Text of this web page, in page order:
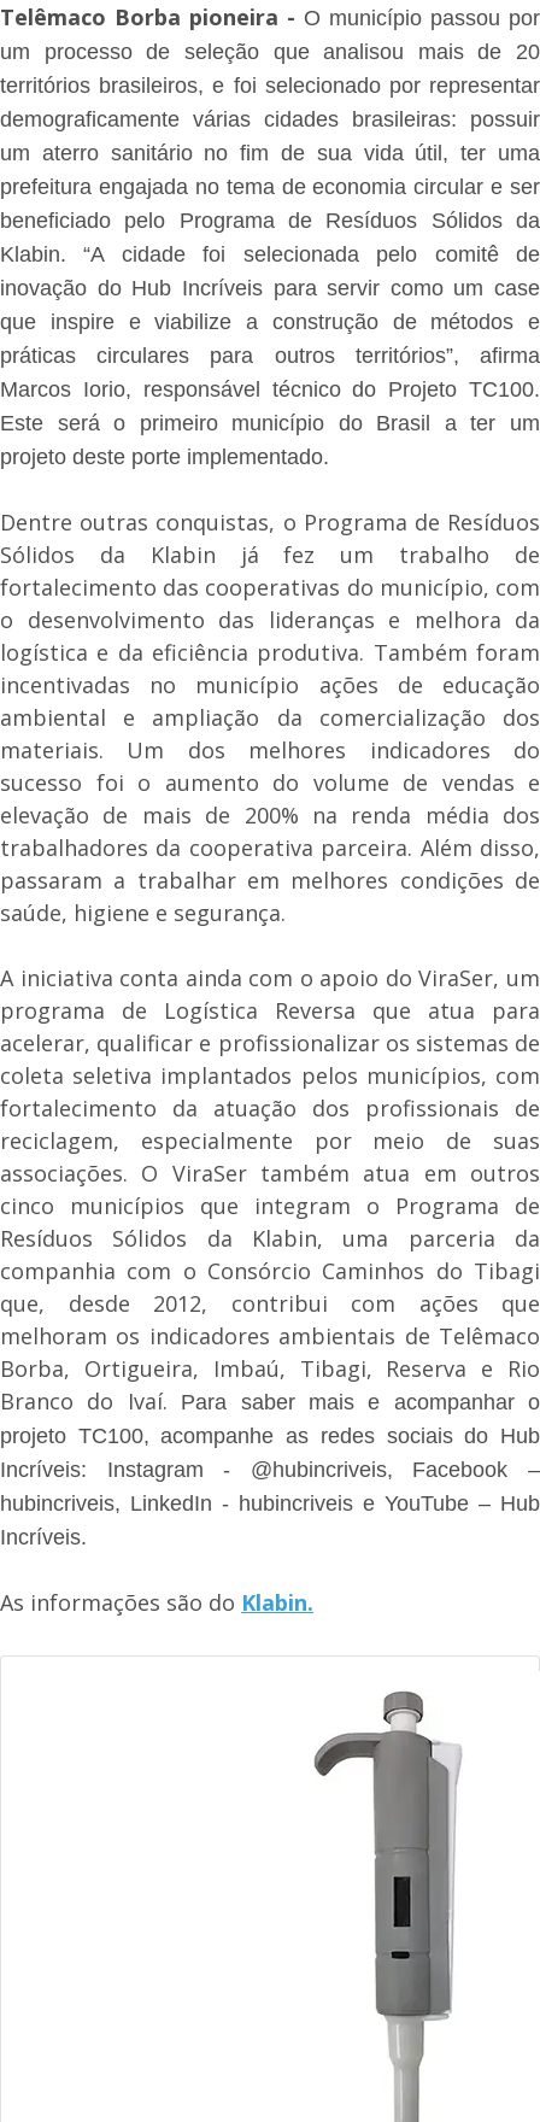
Telêmaco Borba pioneira - O município passou por
um processo de seleção que analisou mais de 20
territórios brasileiros, e foi selecionado por representar
demograficamente várias cidades brasileiras: possuir
um aterro sanitário no fim de sua vida útil, ter uma
prefeitura engajada no tema de economia circular e ser
beneficiado pelo Programa de Resíduos Sólidos da
Klabin. “A cidade foi selecionada pelo comitê de
inovação do Hub Incríveis para servir como um case
que inspire e viabilize a construção de métodos e
práticas circulares para outros territórios”, afirma
Marcos Iorio, responsável técnico do Projeto TC100.
Este será o primeiro município do Brasil a ter um
projeto deste porte implementado.
Dentre outras conquistas, o Programa de Resíduos
Sólidos da Klabin já fez um trabalho de
fortalecimento das cooperativas do município, com
o desenvolvimento das lideranças e melhora da
logística e da eficiência produtiva. Também foram
incentivadas no município ações de educação
ambiental e ampliação da comercialização dos
materiais. Um dos melhores indicadores do
sucesso foi o aumento do volume de vendas e
elevação de mais de 200% na renda média dos
trabalhadores da cooperativa parceira. Além disso,
passaram a trabalhar em melhores condições de
saúde, higiene e segurança.
A iniciativa conta ainda com o apoio do ViraSer, um
programa de Logística Reversa que atua para
acelerar, qualificar e profissionalizar os sistemas de
coleta seletiva implantados pelos municípios, com
fortalecimento da atuação dos profissionais de
reciclagem, especialmente por meio de suas
associações. O ViraSer também atua em outros
cinco municípios que integram o Programa de
Resíduos Sólidos da Klabin, uma parceria da
companhia com o Consórcio Caminhos do Tibagi
que, desde 2012, contribui com ações que
melhoram os indicadores ambientais de Telêmaco
Borba, Ortigueira, Imbaú, Tibagi, Reserva e Rio
Branco do Ivaí.
Para saber mais e acompanhar o
projeto TC100, acompanhe as redes sociais do Hub
Incríveis: Instagram - @hubincriveis, Facebook –
hubincriveis, LinkedIn - hubincriveis e YouTube – Hub
Incríveis.
As informações são do Klabin.